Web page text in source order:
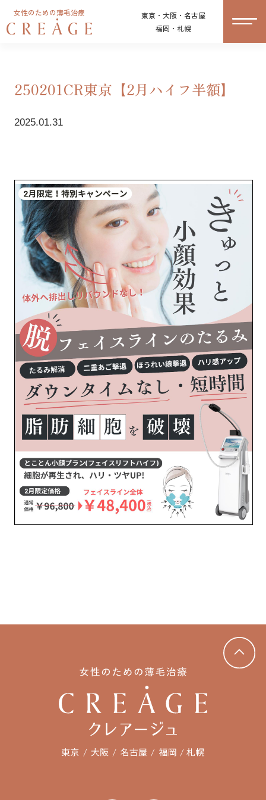
女性のための薄毛治療
東京・大阪・名古屋
福岡・札幌
250201CR東京【2月ハイフ半額】
2025.01.31